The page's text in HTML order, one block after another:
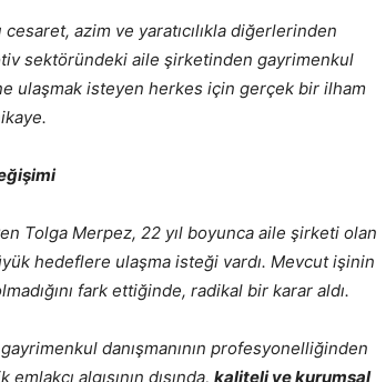
azim ve yaratıcılıkla diğerlerinden
sektöründeki aile şirketinden gayrimenkul
ulaşmak isteyen herkes için gerçek bir ilham
Tolga Merpez, 22 yıl boyunca aile şirketi olan
hedeflere ulaşma isteği vardı. Mevcut işinin
fark ettiğinde, radikal bir karar aldı.
danışmanının profesyonelliğinden
algısının dışında, kaliteli ve kurumsal